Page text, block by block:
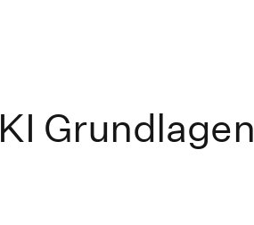
KI Grundlagen